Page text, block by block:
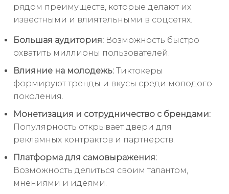
рядом преимуществ, которые делают их
известными и влиятельными в соцсетях.
Большая аудитория: Возможность быстро
охватить миллионы пользователей.
Влияние на молодежь: Тиктокеры
формируют тренды и вкусы среди молодого
поколения.
Монетизация и сотрудничество с брендами:
Популярность открывает двери для
рекламных контрактов и партнерств.
Платформа для самовыражения:
Возможность делиться своим талантом,
мнениями и идеями.